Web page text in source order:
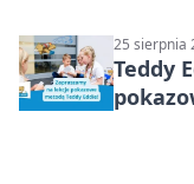
miasta
25 sierpnia
Teddy